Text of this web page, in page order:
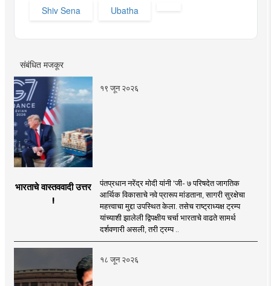
Shiv Sena Ubatha
संबंधित मजकूर
१९ जून २०२६
भारताचे वास्तववादी उत्तर
!
पंतप्रधान नरेंद्र मोदी यांनी 'जी- ७ परिषदेत जागतिक
आर्थिक विकासाचे नवे प्रारूप मांडताना, सागरी सुरक्षेचा
महत्त्वाचा मुद्दा उपस्थित केला. तसेच राष्ट्राध्यक्ष ट्रम्प
यांच्याशी झालेली द्विपक्षीय चर्चा भारताचे वाढते सामर्थ
दर्शवणारी असली, तरी ट्रम्प ..
१८ जून २०२६